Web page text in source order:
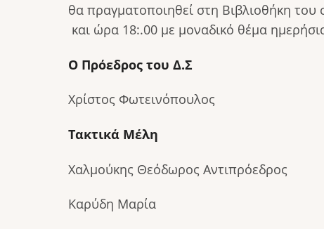
θα πραγματοποιηθεί στη Βιβλιοθήκη
και ώρα 18:.00 με μοναδικό θέμα
Ο Πρόεδρος του Δ.Σ
Χρίστος Φωτεινόπουλος
Τακτικά Μέλη
Χαλμούκης Θεόδωρος
Καρύδη Μαρία